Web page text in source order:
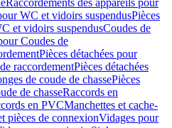
Raccordements des appareils pour
WC et vidoirs suspendusPièces
et vidoirs suspendusCoudes de
Coudes de
Pièces détachées pour
raccordementPièces détachées
de coude de chassePièces
de chasseRaccords en
en PVCManchettes et cache-
pièces de connexionVidages pour